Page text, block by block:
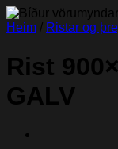
Heim / Ristar og
Rist
GALV